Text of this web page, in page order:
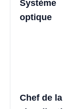
Système
optique
Chef de la